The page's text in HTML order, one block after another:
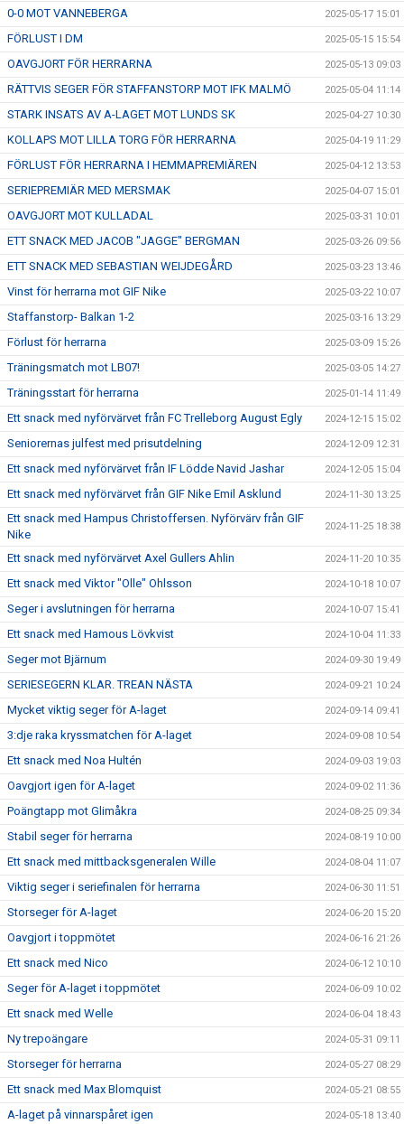
0-0 MOT VANNEBERGA 2025-05-17 15:01
FÖRLUST I DM 2025-05-15 15:54
OAVGJORT FÖR HERRARNA 2025-05-13 09:03
RÄTTVIS SEGER FÖR STAFFANSTORP MOT IFK MALMÖ 2025-05-04 11:14
STARK INSATS AV A-LAGET MOT LUNDS SK 2025-04-27 10:30
KOLLAPS MOT LILLA TORG FÖR HERRARNA 2025-04-19 11:29
FÖRLUST FÖR HERRARNA I HEMMAPREMIÄREN 2025-04-12 13:53
SERIEPREMIÄR MED MERSMAK 2025-04-07 15:01
OAVGJORT MOT KULLADAL 2025-03-31 10:01
ETT SNACK MED JACOB "JAGGE" BERGMAN 2025-03-26 09:56
ETT SNACK MED SEBASTIAN WEIJDEGÅRD 2025-03-23 13:46
Vinst för herrarna mot GIF Nike 2025-03-22 10:07
Staffanstorp- Balkan 1-2 2025-03-16 13:29
Förlust för herrarna 2025-03-09 15:26
Träningsmatch mot LB07! 2025-03-05 14:27
Träningsstart för herrarna 2025-01-14 11:49
Ett snack med nyförvärvet från FC Trelleborg August Egly 2024-12-15 15:02
Seniorernas julfest med prisutdelning 2024-12-09 12:31
Ett snack med nyförvärvet från IF Lödde Navid Jashar 2024-12-05 15:04
Ett snack med nyförvärvet från GIF Nike Emil Asklund 2024-11-30 13:25
Ett snack med Hampus Christoffersen. Nyförvärv från GIF
Nike
2024-11-25 18:38
Ett snack med nyförvärvet Axel Gullers Ahlin 2024-11-20 10:35
Ett snack med Viktor "Olle" Ohlsson 2024-10-18 10:07
Seger i avslutningen för herrarna 2024-10-07 15:41
Ett snack med Hamous Lövkvist 2024-10-04 11:33
Seger mot Bjärnum 2024-09-30 19:49
SERIESEGERN KLAR. TREAN NÄSTA 2024-09-21 10:24
Mycket viktig seger för A-laget 2024-09-14 09:41
3:dje raka kryssmatchen för A-laget 2024-09-08 10:54
Ett snack med Noa Hultén 2024-09-03 19:03
Oavgjort igen för A-laget 2024-09-02 11:36
Poängtapp mot Glimåkra 2024-08-25 09:34
Stabil seger för herrarna 2024-08-19 10:00
Ett snack med mittbacksgeneralen Wille 2024-08-04 11:07
Viktig seger i seriefinalen för herrarna 2024-06-30 11:51
Storseger för A-laget 2024-06-20 15:20
Oavgjort i toppmötet 2024-06-16 21:26
Ett snack med Nico 2024-06-12 10:10
Seger för A-laget i toppmötet 2024-06-09 10:02
Ett snack med Welle 2024-06-04 18:43
Ny trepoängare 2024-05-31 09:11
Storseger för herrarna 2024-05-27 08:29
Ett snack med Max Blomquist 2024-05-21 08:55
A-laget på vinnarspåret igen 2024-05-18 13:40